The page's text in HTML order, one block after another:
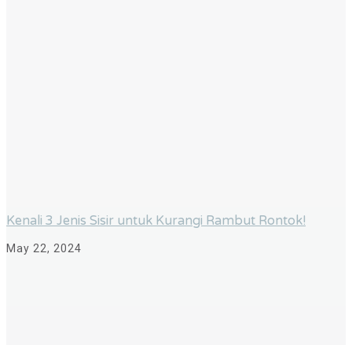
Kenali 3 Jenis Sisir untuk Kurangi Rambut Rontok!
May 22, 2024